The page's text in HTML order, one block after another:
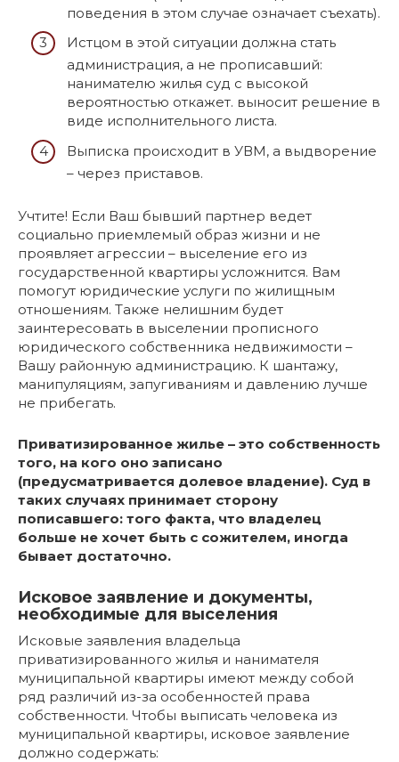
поведения в этом случае означает съехать).
Истцом в этой ситуации должна стать
администрация, а не прописавший:
нанимателю жилья суд с высокой
вероятностью откажет. выносит решение в
виде исполнительного листа.
Выписка происходит в УВМ, а выдворение
– через приставов.
Учтите! Если Ваш бывший партнер ведет
социально приемлемый образ жизни и не
проявляет агрессии – выселение его из
государственной квартиры усложнится. Вам
помогут юридические услуги по жилищным
отношениям. Также нелишним будет
заинтересовать в выселении прописного
юридического собственника недвижимости –
Вашу районную администрацию. К шантажу,
манипуляциям, запугиваниям и давлению лучше
не прибегать.
Приватизированное жилье – это собственность
того, на кого оно записано
(предусматривается долевое владение). Суд в
таких случаях принимает сторону
пописавшего: того факта, что владелец
больше не хочет быть с сожителем, иногда
бывает достаточно.
Исковое заявление и документы,
необходимые для выселения
Исковые заявления владельца
приватизированного жилья и нанимателя
муниципальной квартиры имеют между собой
ряд различий из-за особенностей права
собственности. Чтобы выписать человека из
муниципальной квартиры, исковое заявление
должно содержать: